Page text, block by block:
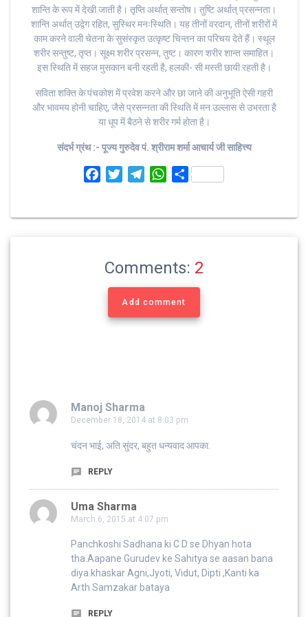
शान्ति के रूप में देखी जाती है। तृप्ति अर्थात् सन्तोष। तुष्टि अर्थात् प्रसन्नता।
शान्ति अर्थात् उद्वेग रहित, सुस्थिर मनःस्थिति। यह तीनों वरदान, तीनों शरीरों में
काम करने वाली चेतना के सुसंस्कृत उत्कृष्ट चिन्तन का परिचय देते हैं। स्थूल
शरीर सन्तुष्ट, तृप्त। सूक्ष्म शरीर प्रसन्न, तुष्ट। कारण शरीर शान्त समाहित।
इस स्थिति में सहज मुसकान बनी रहती है, हलकी- सी मस्ती छायी रहती है।
सविता शक्ति के पंचकोश में प्रवेश करने और छा जाने की अनुभूति ऐसी गहरी
और भावमय होनी चाहिए, जैसे प्रसन्नता की स्थिति में मन उल्लास से उभरता है
या धूप में बैठने से शरीर गर्म होता है।
संदर्भ ग्रंथ :- पूज्य गुरुदेव पं. श्रीराम शर्मा आचार्य जी साहित्त्य
e
o
t
r
e
a
m
W
t
p
p
S
r
Comments: 2
Add comment
Manoj Sharma
December 18, 2014 at 8:03 pm
चंदन भाई, अति सुंदर, बहुत धन्यवाद आपका.
REPLY
Uma Sharma
March 6, 2015 at 4:07 pm
Panchkoshi Sadhana ki C D se Dhyan hota
tha.Aapane Gurudev ke Sahitya se aasan bana
diya.khaskar Agni,Jyoti, Vidut, Dipti ,Kanti ka
Arth Samzakar bataya
REPLY